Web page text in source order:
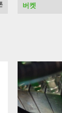
버켓